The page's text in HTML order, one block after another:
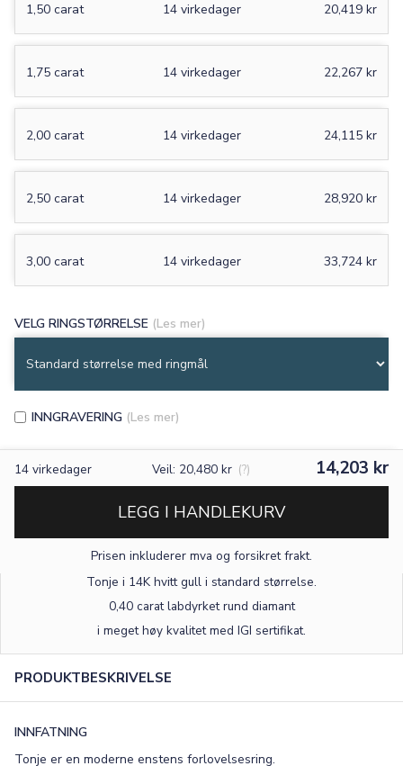
×
TEKST
FONT
1,50 carat 20,419 kr
14 virkedager
1,75 carat 22,267 kr
14 virkedager
2,00 carat 24,115 kr
14 virkedager
2,50 carat 28,920 kr
14 virkedager
3,00 carat 33,724 kr
14 virkedager
VELG RINGSTØRRELSE (Les mer)
INNGRAVERING (Les mer)
14 virkedager Veil: 20,480 kr (?) 14,203 kr
LEGG I HANDLEKURV
Prisen inkluderer mva og forsikret frakt.
Tonje i 14K hvitt gull i standard størrelse.
0,40 carat labdyrket rund diamant
i meget høy kvalitet med IGI sertifikat.
PRODUKTBESKRIVELSE
INNFATNING
Tonje er en moderne enstens forlovelsesring.